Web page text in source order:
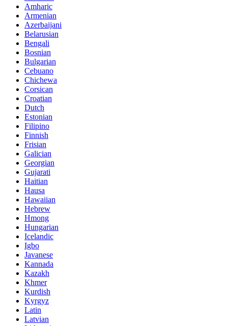
Amharic
Armenian
Azerbaijani
Belarusian
Bengali
Bosnian
Bulgarian
Cebuano
Chichewa
Corsican
Croatian
Dutch
Estonian
Filipino
Finnish
Frisian
Galician
Georgian
Gujarati
Haitian
Hausa
Hawaiian
Hebrew
Hmong
Hungarian
Icelandic
Igbo
Javanese
Kannada
Kazakh
Khmer
Kurdish
Kyrgyz
Latin
Latvian